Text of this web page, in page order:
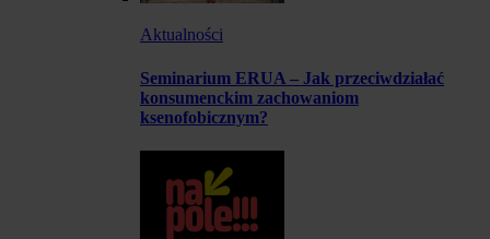
Aktualności
Seminarium ERUA – Jak przeciwdziałać
konsumenckim zachowaniom
ksenofobicznym?